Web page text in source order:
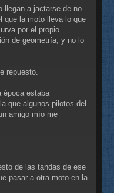
llegan a jactarse de no
que la moto lleva lo que
por el propio
de geometría, y no lo
repuesto.
época estaba
que algunos pilotos del
amigo mío me
de las tandas de ese
pasar a otra moto en la